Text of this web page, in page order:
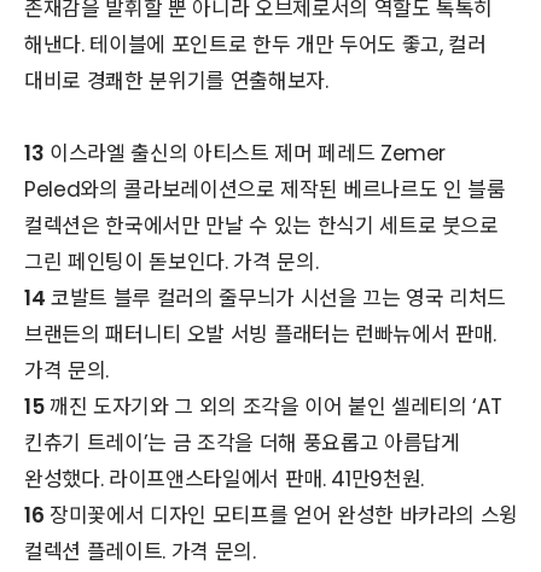
존재감을 발휘할 뿐 아니라 오브제로서의 역할도 톡톡히
해낸다. 테이블에 포인트로 한두 개만 두어도 좋고, 컬러
대비로 경쾌한 분위기를 연출해보자.
13 이스라엘 출신의 아티스트 제머 페레드 Zemer
Peled와의 콜라보레이션으로 제작된 베르나르도 인 블룸
컬렉션은 한국에서만 만날 수 있는 한식기 세트로 붓으로
그린 페인팅이 돋보인다. 가격 문의.
14 코발트 블루 컬러의 줄무늬가 시선을 끄는 영국 리처드
브랜든의 패터니티 오발 서빙 플래터는 런빠뉴에서 판매.
가격 문의.
15깨진 도자기와 그 외의 조각을 이어 붙인 셀레티의 ‘AT
킨츄기 트레이’는 금 조각을 더해 풍요롭고 아름답게
완성했다. 라이프앤스타일에서 판매. 41만9천원.
16 장미꽃에서 디자인 모티프를 얻어 완성한 바카라의 스윙
컬렉션 플레이트. 가격 문의.